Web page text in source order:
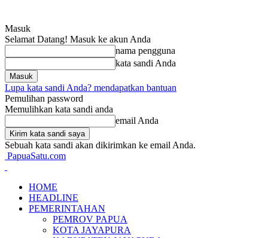
Masuk
Selamat Datang! Masuk ke akun Anda
nama pengguna
kata sandi Anda
Lupa kata sandi Anda? mendapatkan bantuan
Pemulihan password
Memulihkan kata sandi anda
email Anda
Sebuah kata sandi akan dikirimkan ke email Anda.
PapuaSatu.com
HOME
HEADLINE
PEMERINTAHAN
PEMROV PAPUA
KOTA JAYAPURA